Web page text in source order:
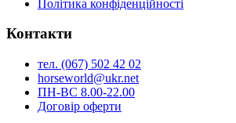
Політика конфіденційності
Контакти
тел. (067) 502 42 02
horseworld@ukr.net
ПН-ВС 8.00-22.00
Договір оферти